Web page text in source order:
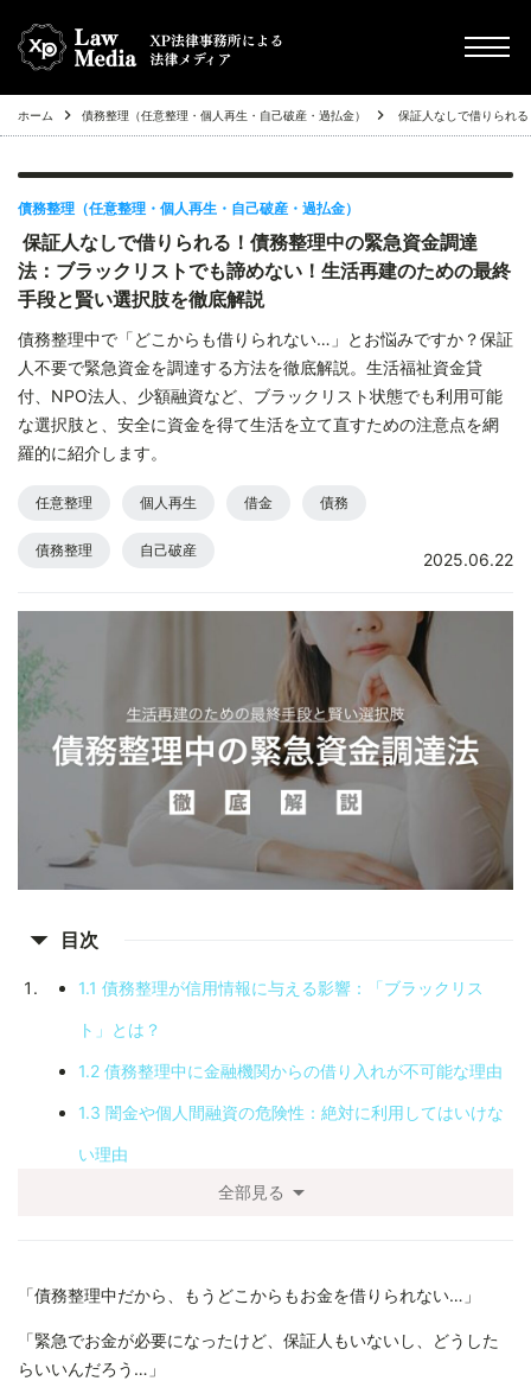
債務整理（任意整理・個人再生・自己破産・過払金） chevron_right
Q&A chevron_right
ホーム 債務整理（任意整理・個人再生・自己破産・過払金） 保証人なしで借りられ
債務整理（任意整理・個人再生・自己破産・過払金）
保証人なしで借りられる！債務整理中の緊急資金調達
法：ブラックリストでも諦めない！生活再建のための最終
手段と賢い選択肢を徹底解説
債務整理中で「どこからも借りられない…」とお悩みですか？保証
人不要で緊急資金を調達する方法を徹底解説。生活福祉資金貸
付、NPO法人、少額融資など、ブラックリスト状態でも利用可能
な選択肢と、安全に資金を得て生活を立て直すための注意点を網
羅的に紹介します。
任意整理 個人再生 借金 債務
債務整理 自己破産 2025.06.22
arrow_drop_down 目次
1.1 債務整理が信用情報に与える影響：「ブラックリス
ト」とは？
1.2 債務整理中に金融機関からの借り入れが不可能な理由
1.3 闇金や個人間融資の危険性：絶対に利用してはいけな
い理由
2.1 生活福祉資金貸付制度：困窮者支援のセーフティネッ
サポート
全部見る arrow_drop_down
「債務整理中だから、もうどこからもお金を借りられない…」
「緊急でお金が必要になったけど、保証人もいないし、どうした
らいいんだろう…」